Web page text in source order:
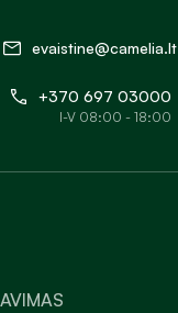
evaistine@camelia.lt
+370 697 03000
I-V 08:00 - 18:00